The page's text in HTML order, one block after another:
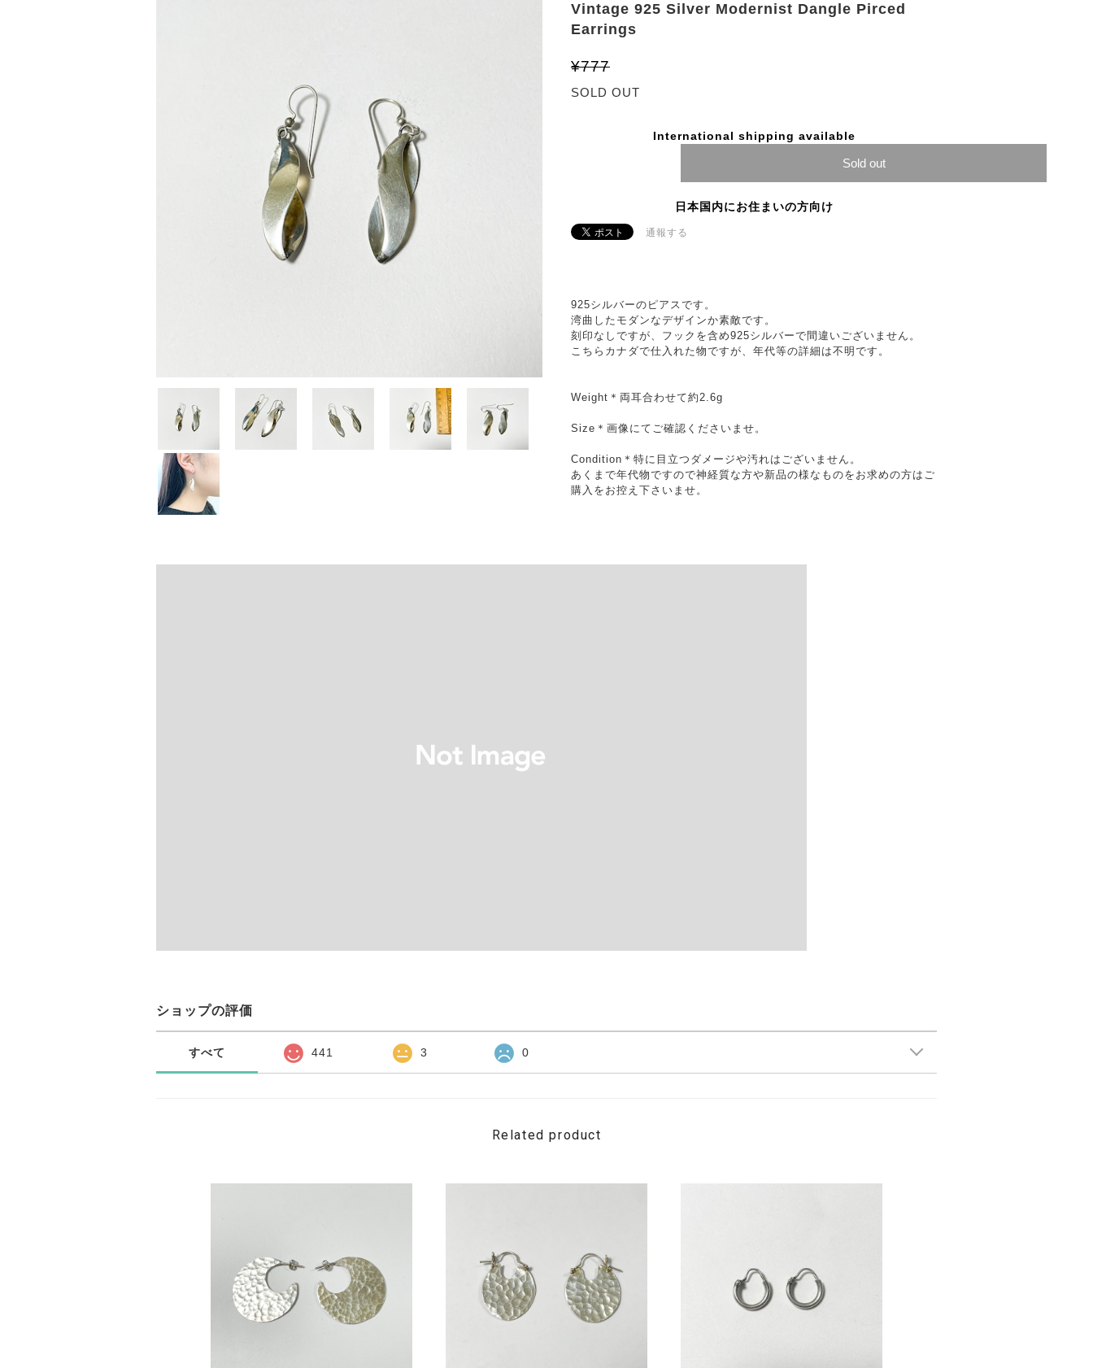
Vintage 925 Silver Modernist Dangle Pirced
Earrings
¥777
SOLD OUT
International shipping available
Sold out
日本国内にお住まいの方向け
通報する
925シルバーのピアスです。
湾曲したモダンなデザインか素敵です。
刻印なしですが、フックを含め925シルバーで間違いございません。
こちらカナダで仕入れた物ですが、年代等の詳細は不明です。
Weight＊両耳合わせて約2.6g
Size＊画像にてご確認くださいませ。
Condition＊特に目立つダメージや汚れはございません。
あくまで年代物ですので神経質な方や新品の様なものをお求めの方はご
購入をお控え下さいませ。
ショップの評価
すべて 441 3 0
Related product